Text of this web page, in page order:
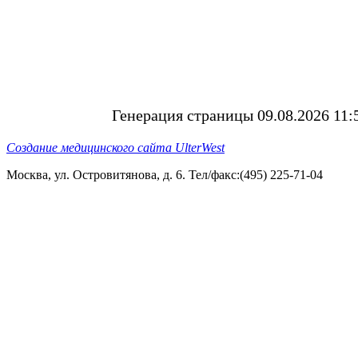
Генерация страницы 09.08.2026
Создание медицинского сайта UlterWest
Москва, ул. Островитянова, д. 6. Тел/факс:(495) 225-71-04